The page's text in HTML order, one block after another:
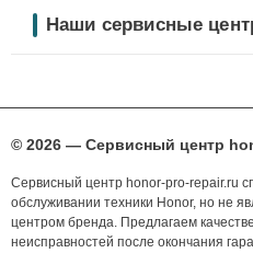
Наши сервисные
© 2026 — Сервисный центр
Сервисный центр honor-pro-repair.ru
обслуживании техники Honor, но не
центром бренда. Предлагаем
неисправностей после окончания